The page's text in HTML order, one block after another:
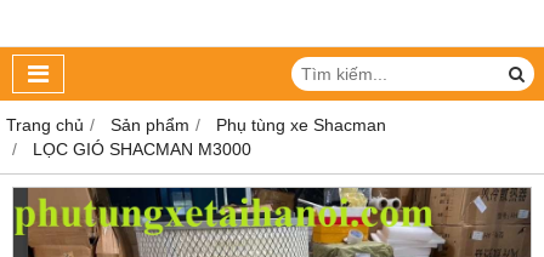
Trang chủ Sản phẩm
Phụ tùng xe Shacman
LỌC GIÓ SHACMAN M3000